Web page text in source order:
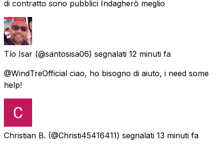
di contratto sono pubblici Indagherò meglio
Tío Isar (@santosisa06) segnalati 12 minuti fa
@WindTreOfficial ciao, ho bisogno di aiuto, i need some
help!
Christian B. (@Christi45416411) segnalati 13 minuti fa